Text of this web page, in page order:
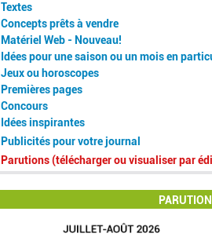
Textes
Concepts prêts à vendre
Matériel Web - Nouveau!
Idées pour une saison ou un mois en
Jeux ou horoscopes
Premières pages
Concours
Idées inspirantes
Publicités pour votre journal
Parutions (télécharger ou visualiser par